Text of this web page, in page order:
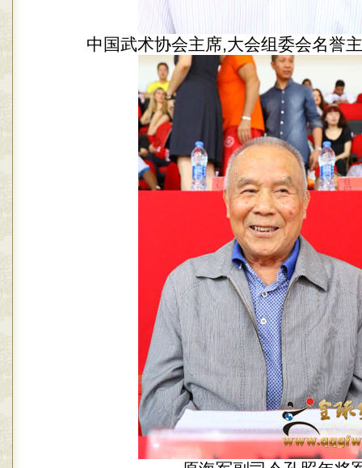
中国武术协会主席,大会组委会名誉